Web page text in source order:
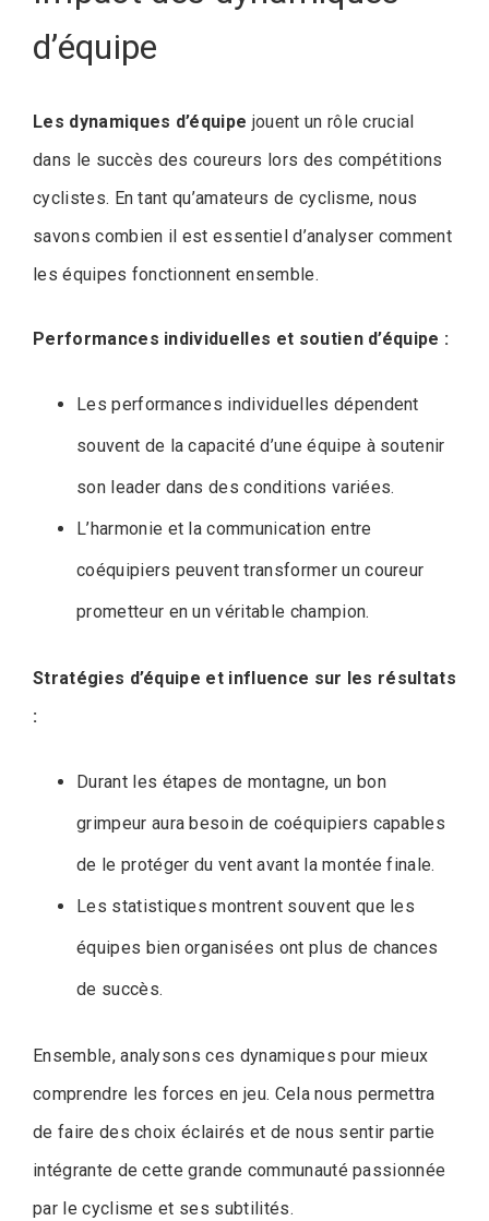
d’équipe
Les dynamiques d’équipe jouent un rôle crucial
dans le succès des coureurs lors des compétitions
cyclistes. En tant qu’amateurs de cyclisme, nous
savons combien il est essentiel d’analyser comment
les équipes fonctionnent ensemble.
Performances individuelles et soutien d’équipe :
Les performances individuelles dépendent
souvent de la capacité d’une équipe à soutenir
son leader dans des conditions variées.
L’harmonie et la communication entre
coéquipiers peuvent transformer un coureur
prometteur en un véritable champion.
Stratégies d’équipe et influence sur les résultats
:
Durant les étapes de montagne, un bon
grimpeur aura besoin de coéquipiers capables
de le protéger du vent avant la montée finale.
Les statistiques montrent souvent que les
équipes bien organisées ont plus de chances
de succès.
Ensemble, analysons ces dynamiques pour mieux
comprendre les forces en jeu. Cela nous permettra
de faire des choix éclairés et de nous sentir partie
intégrante de cette grande communauté passionnée
par le cyclisme et ses subtilités.